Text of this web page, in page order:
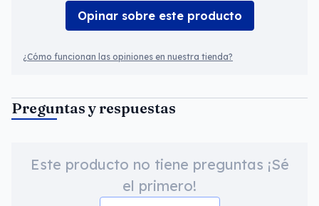
Opinar sobre este producto
¿Cómo funcionan las opiniones en nuestra tienda?
Preguntas y respuestas
Este producto no tiene preguntas ¡Sé
el primero!